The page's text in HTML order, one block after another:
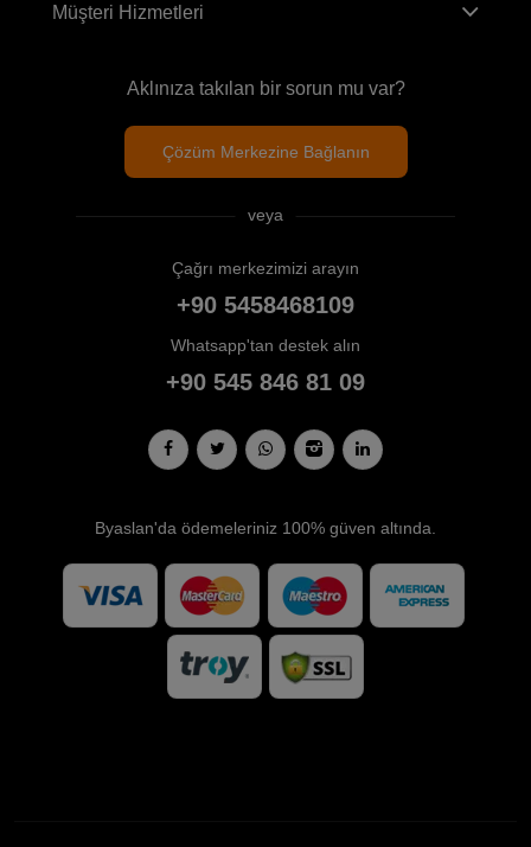
Müşteri Hizmetleri
Aklınıza takılan bir sorun mu var?
Çözüm Merkezine Bağlanın
veya
Çağrı merkezimizi arayın
+90 5458468109
Whatsapp'tan destek alın
+90 545 846 81 09
Byaslan'da ödemeleriniz 100% güven altında.